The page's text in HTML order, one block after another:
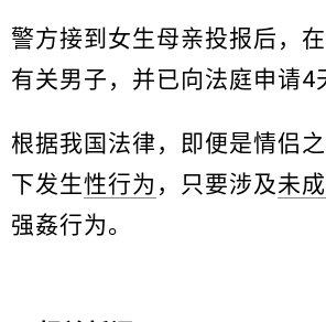
警方接到女生母亲投报后，
有关男子，并已向法庭申请4
根据我国法律，即便是情侣
下发生性行为 ，只要涉及未
强姦行为。